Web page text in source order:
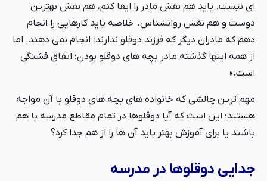
ای نیست. باید هم نقش مادر را ایفا کنم، هم نقش بهترین
دوست و هم نقش روانشناس. خلاصه باید کارهایی را انجام
دهم که مادران دیگر که فرزند دوقلو ندارند؛ انجام نمی دهند. اما
از همه اینها گذشته مادر بچه های دوقلو بودن؛ اتفاق قشنگی
است.»
مهم ترین چالشی که خانواده های بچه های دوقلو با آن مواجه
هستند؛ این است که آیا دوقلوها در تمام مقاطع مدرسه با هم
باشند یا برای آموزش بهتر باید آن ها را از هم جدا کرد؟
جدایی دوقلوها در مدرسه